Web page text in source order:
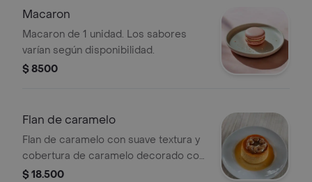
Macaron
Macaron de 1 unidad. Los sabores
varían según disponibilidad.
$ 8500
Flan de caramelo
Flan de caramelo con suave textura y
cobertura de caramelo decorado con
crema.
$ 18.500